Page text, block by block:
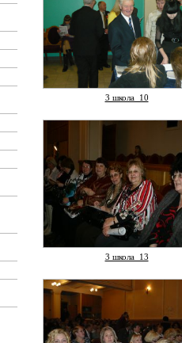
3 школа_10
3 школа_13